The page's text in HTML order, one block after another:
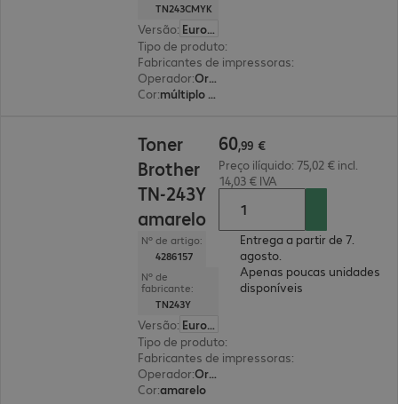
TN243CMYK
Versão:
Europa
Tipo de produto:
Fabricantes de impressoras:
Operador:
Original
Cor: múltiplo (preto, magenta, amarelo, ciano)
Toner
Brother
TN-243Y
amarelo
Nº de artigo:
4286157
Nº de
fabricante:
TN243Y
Versão:
Europa
Tipo de produto:
Fabricantes de impressoras:
Operador:
Original
Cor:amarelo
60,99 €
Preço ilíquido: 75,02 € incl.
14,03 € IVA
Entrega a partir de 7.
agosto.
Apenas poucas unidades
disponíveis